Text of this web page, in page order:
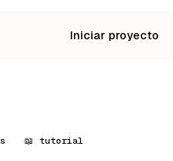
Iniciar proyecto
📖 tutorial